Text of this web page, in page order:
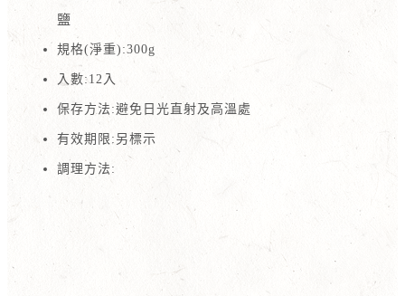
鹽
規格(淨重):300g
入數:12入
保存方法:避免日光直射及高溫處
有效期限:另標示
調理方法: